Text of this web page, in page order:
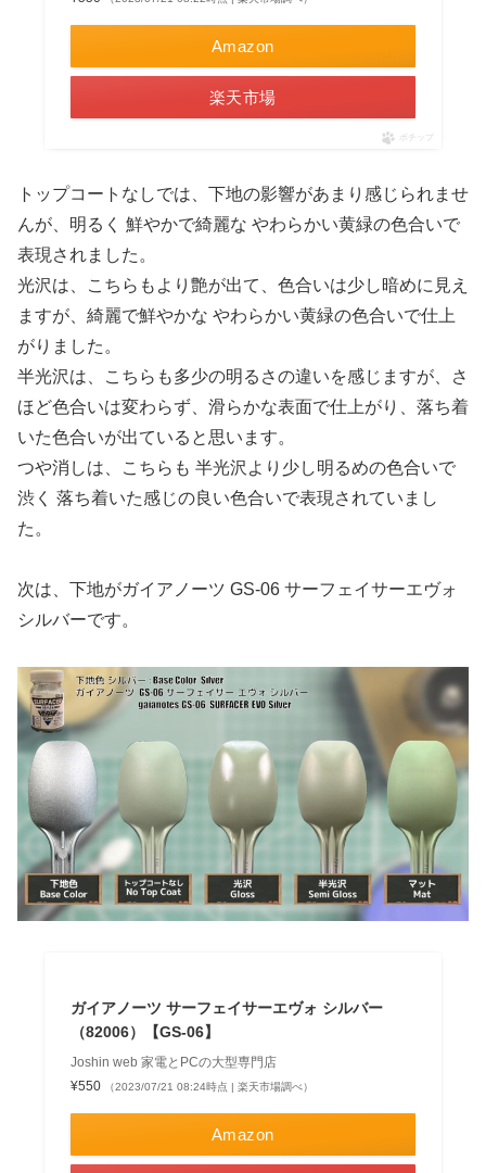
Amazon
楽天市場
ポチップ
トップコートなしでは、下地の影響があまり感じられませ
んが、明るく 鮮やかで綺麗な やわらかい黄緑の色合いで
表現されました。
光沢は、こちらもより艶が出て、色合いは少し暗めに見え
ますが、綺麗で鮮やかな やわらかい黄緑の色合いで仕上
がりました。
半光沢は、こちらも多少の明るさの違いを感じますが、さ
ほど色合いは変わらず、滑らかな表面で仕上がり、落ち着
いた色合いが出ていると思います。
つや消しは、こちらも 半光沢より少し明るめの色合いで
渋く 落ち着いた感じの良い色合いで表現されていまし
た。
次は、下地がガイアノーツ GS-06 サーフェイサーエヴォ
シルバーです。
ガイアノーツ サーフェイサーエヴォ シルバー
（82006）【GS-06】
Joshin web 家電とPCの大型専門店
¥550
（2023/07/21 08:24時点 | 楽天市場調べ）
Amazon